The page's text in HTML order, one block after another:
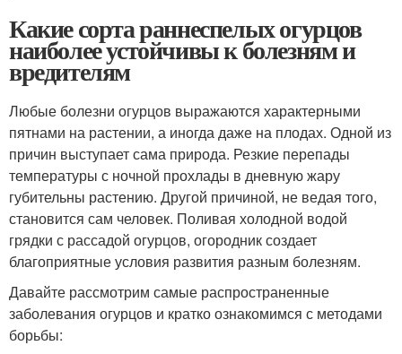
Какие сорта раннеспелых огурцов
наиболее устойчивы к болезням и
вредителям
Любые болезни огурцов выражаются характерными
пятнами на растении, а иногда даже на плодах. Одной из
причин выступает сама природа. Резкие перепады
температуры с ночной прохлады в дневную жару
губительны растению. Другой причиной, не ведая того,
становится сам человек. Поливая холодной водой
грядки с рассадой огурцов, огородник создает
благоприятные условия развития разным болезням.
Давайте рассмотрим самые распространенные
заболевания огурцов и кратко ознакомимся с методами
борьбы: